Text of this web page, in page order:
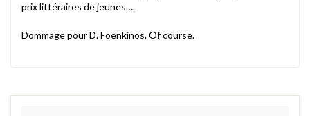
prix littéraires de jeunes….
Dommage pour D. Foenkinos. Of course.